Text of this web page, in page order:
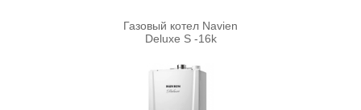
Газовый котел Navien
Deluxe S -16k